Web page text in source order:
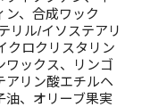
ン、合成ワック
リル/イソステアリ
クロクリスタリン
ワックス、リンゴ
アリン酸エチルヘ
油、オリーブ果実